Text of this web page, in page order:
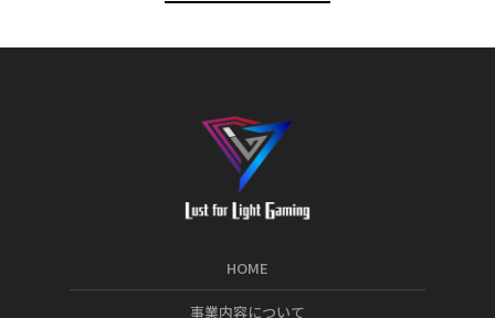
HOME
事業内容について